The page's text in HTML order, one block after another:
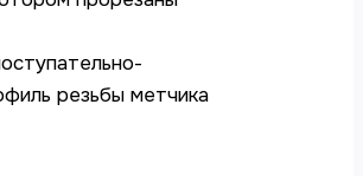
резьбы метчика